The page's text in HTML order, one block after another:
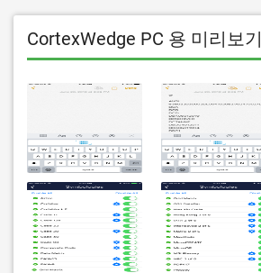
CortexWedge PC 용 미리보기